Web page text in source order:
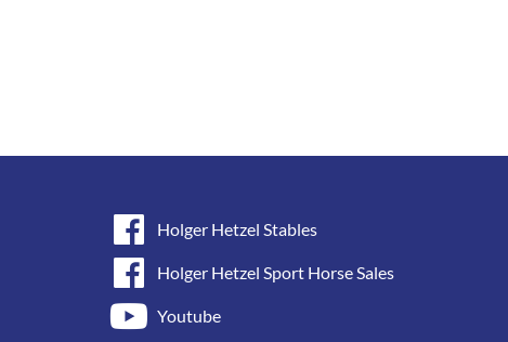
Holger Hetzel Stables
Holger Hetzel Sport Horse Sales
Youtube